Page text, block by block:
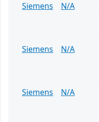
Siemens
N/A
Siemens
N/A
Siemens
N/A